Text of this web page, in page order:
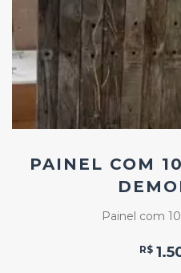
PAINEL COM
Painel com
R$